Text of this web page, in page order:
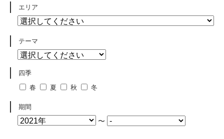
エリア
テーマ
四季
春
夏 秋 冬
期間
〜